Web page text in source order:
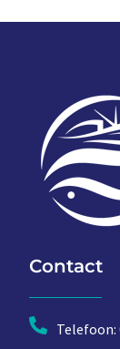
Contact
Telefoon: